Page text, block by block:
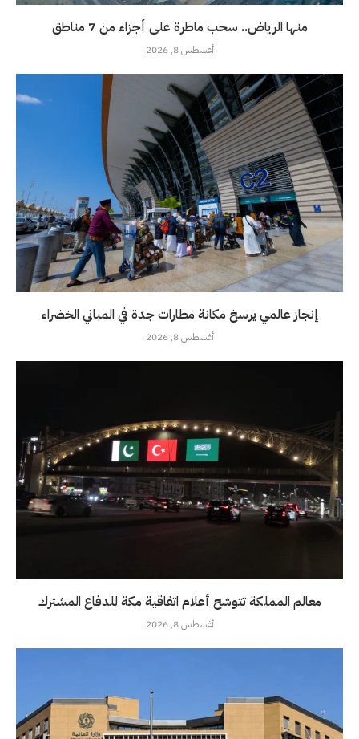
منها الرياض.. سحب ماطرة على أجزاء من 7 مناطق
أغسطس 8, 2026
إنجاز عالمي يرسخ مكانة مطارات جدة في المباني الخضراء
أغسطس 8, 2026
معالم المملكة تتوشح أعلام اتفاقية مكة للدفاع المشترك
أغسطس 8, 2026